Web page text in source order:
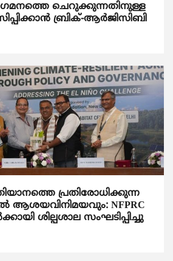
ചെറുക്കുന്നതിനുള്ള
ബ്രിക്-ആര്‍ജിസിബി
പ്രതിരോധിക്കുന്ന
ആശയവിനിമയവും: NFPRC
ശില്പശാല സംഘടിപ്പിച്ചു